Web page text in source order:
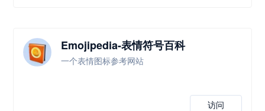
Emojipedia-表情符号百科
一个表情图标参考网站
访问